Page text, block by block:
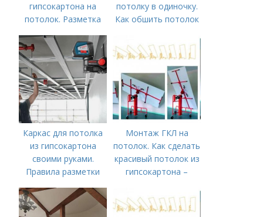
гипсокартона на
потолок. Разметка
потолку в одиночку.
Как обшить потолок
одиночку: делаем
подъемник для ГКЛ
Каркас для потолка
из гипсокартона
своими руками.
Правила разметки
подвесного потолка
из гипсокартона
Монтаж ГКЛ на
потолок. Как сделать
красивый потолок из
гипсокартона –
проектирования до
монтажа